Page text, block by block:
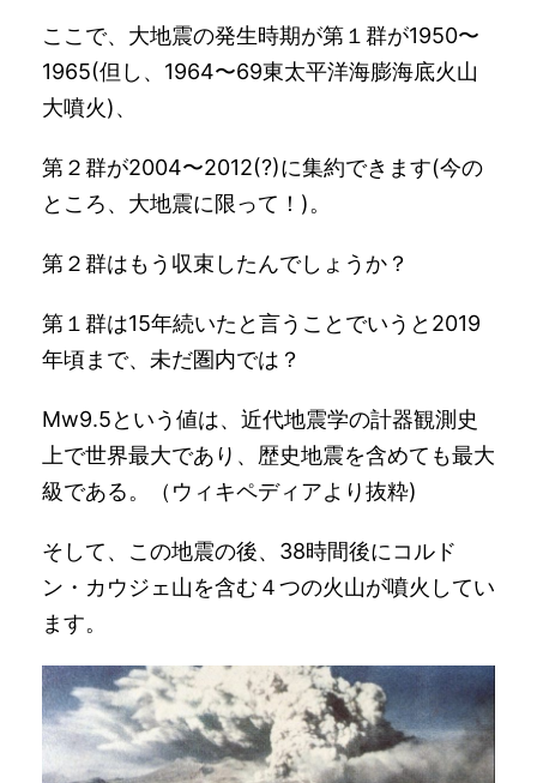
ここで、大地震の発生時期が第１群が1950〜
1965(但し、1964〜69東太平洋海膨海底火山
大噴火)、
第２群が2004〜2012(?)に集約できます(今の
ところ、大地震に限って！)。
第２群はもう収束したんでしょうか？
第１群は15年続いたと言うことでいうと2019
年頃まで、未だ圏内では？
Mw9.5という値は、近代地震学の計器観測史
上で世界最大であり、歴史地震を含めても最大
級である。（ウィキペディアより抜粋)
そして、この地震の後、38時間後にコルド
ン・カウジェ山を含む４つの火山が噴火してい
ます。